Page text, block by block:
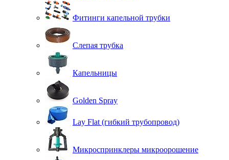
Фитинги капельной трубки
Слепая трубка
Капельницы
Golden Spray
Lay Flat (гибкий трубопровод)
Микроспринклеры микроорошение